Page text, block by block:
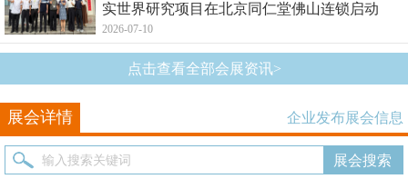
实世界研究项目在北京同仁堂佛山连锁启动
2026-07-10
点击查看全部会展资讯>
展会详情 企业发布展会信息